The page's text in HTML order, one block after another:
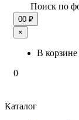
Поиск по
00 ₽
×
В корзине
0
Каталог